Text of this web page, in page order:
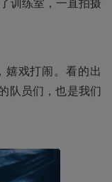
嬉戏打闹。看的出
队员们，也是我们